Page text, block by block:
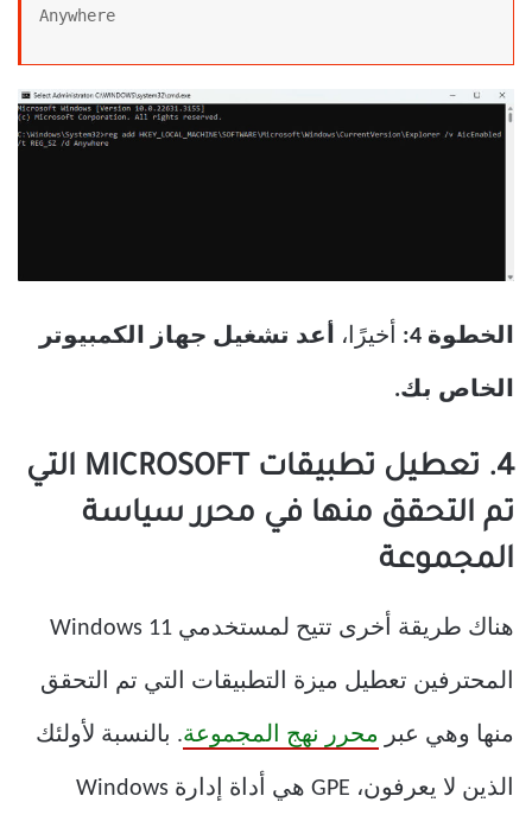
Anywhere
الخطوة 4: أخيرًا، أعد تشغيل جهاز الكمبيوتر
الخاص بك.
4. تعطيل تطبيقات MICROSOFT التي
تم التحقق منها في محرر سياسة
المجموعة
هناك طريقة أخرى تتيح لمستخدمي Windows 11
المحترفين تعطيل ميزة التطبيقات التي تم التحقق
منها وهي عبر محرر نهج المجموعة. بالنسبة لأولئك
الذين لا يعرفون، GPE هي أداة إدارة Windows